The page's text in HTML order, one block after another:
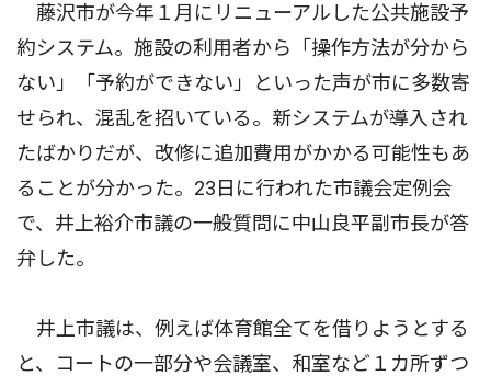
藤沢市が今年１月にリニューアルした公共施設予
約システム。施設の利用者から「操作方法が分から
ない」「予約ができない」といった声が市に多数寄
せられ、混乱を招いている。新システムが導入され
たばかりだが、改修に追加費用がかかる可能性もあ
ることが分かった。23日に行われた市議会定例会
で、井上裕介市議の一般質問に中山良平副市長が答
弁した。
井上市議は、例えば体育館全てを借りようとする
と、コートの一部分や会議室、和室など１カ所ずつ